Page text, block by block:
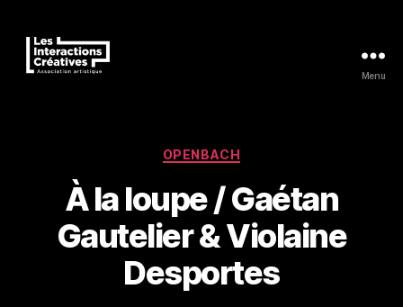
Menu
Catégories
OPENBACH
À la loupe / Gaétan
Gautelier & Violaine
Desportes